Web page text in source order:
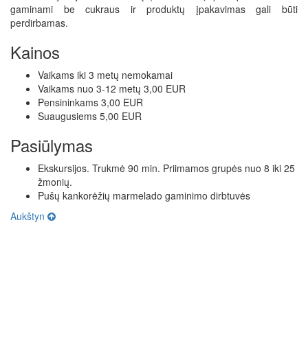
gaminami be cukraus ir produktų įpakavimas gali būti
perdirbamas.
Kainos
Vaikams iki 3 metų nemokamai
Vaikams nuo 3-12 metų 3,00 EUR
Pensininkams 3,00 EUR
Suaugusiems 5,00 EUR
Pasiūlymas
Ekskursijos. Trukmė 90 min. Priimamos grupės nuo 8 iki 25
žmonių.
Pušų kankorėžių marmelado gaminimo dirbtuvės
Aukštyn